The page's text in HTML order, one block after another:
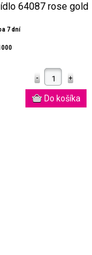
64087 rose gold
7 dní